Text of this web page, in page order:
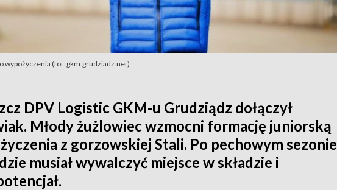
wypożyczenia (fot. gkm.grudziadz.net)
DPV Logistic GKM-u Grudziądz dołączył
Młody żużlowiec wzmocni formację juniorską
z gorzowskiej Stali. Po pechowym sezonie
musiał wywalczyć miejsce w składzie i